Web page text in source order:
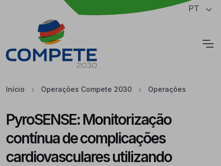
Saltar para o conteúdo principal da página PT
Início Operações Compete 2030 Operações
PyroSENSE: Monitorização
contínua de complicações
cardiovasculares utilizando